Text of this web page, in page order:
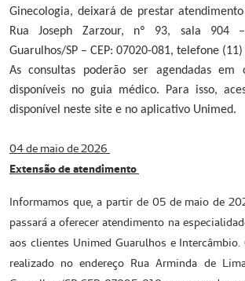
Ginecologia, deixará de prestar
Rua Joseph Zarzour, nº 93, sala 904
Guarulhos/SP – CEP: 07020-081, telefone
As consultas poderão ser agendadas em
disponíveis no guia médico. Para isso,
disponível neste site e no aplicativo Unimed.
04 de maio de 2026
Extensão de atendimento
Informamos que, a partir de 05 de maio de
passará a oferecer atendimento na
aos clientes Unimed Guarulhos e Intercâmbio.
realizado no endereço Rua Arminda de